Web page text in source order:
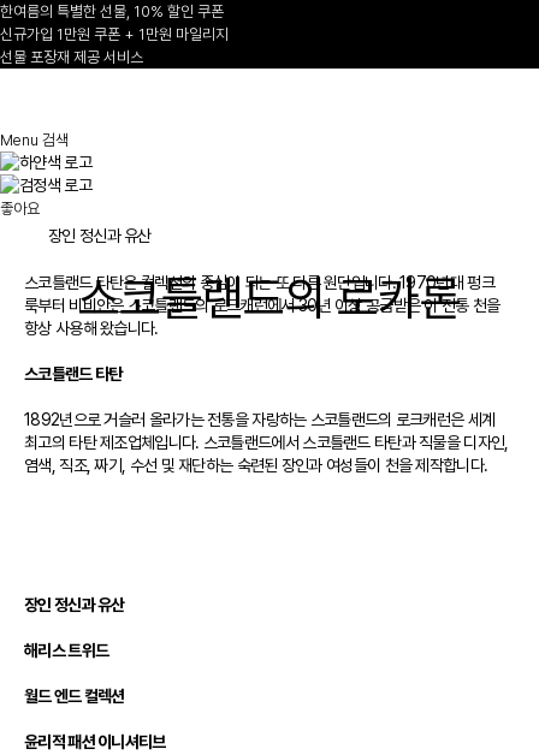
한여름의 특별한 선물, 10% 할인 쿠폰
신규가입 1만원 쿠폰 + 1만원 마일리지
선물 포장재 제공 서비스
Menu 검색
좋아요
스코틀랜드의 로카론
장인 정신과 유산
스코틀랜드 타탄은 컬렉션의 중심이 되는 또 다른 원단입니다. 1970년대 펑크
룩부터 비비안은 스코틀랜드의 로크캐런에서 30년 이상 공급받은 이 전통 천을
항상 사용해 왔습니다.
스코틀랜드 타탄
1892년으로 거슬러 올라가는 전통을 자랑하는 스코틀랜드의 로크캐런은 세계
최고의 타탄 제조업체입니다. 스코틀랜드에서 스코틀랜드 타탄과 직물을 디자인,
염색, 직조, 짜기, 수선 및 재단하는 숙련된 장인과 여성들이 천을 제작합니다.
장인 정신과 유산
해리스 트위드
월드 엔드 컬렉션
윤리적 패션 이니셔티브